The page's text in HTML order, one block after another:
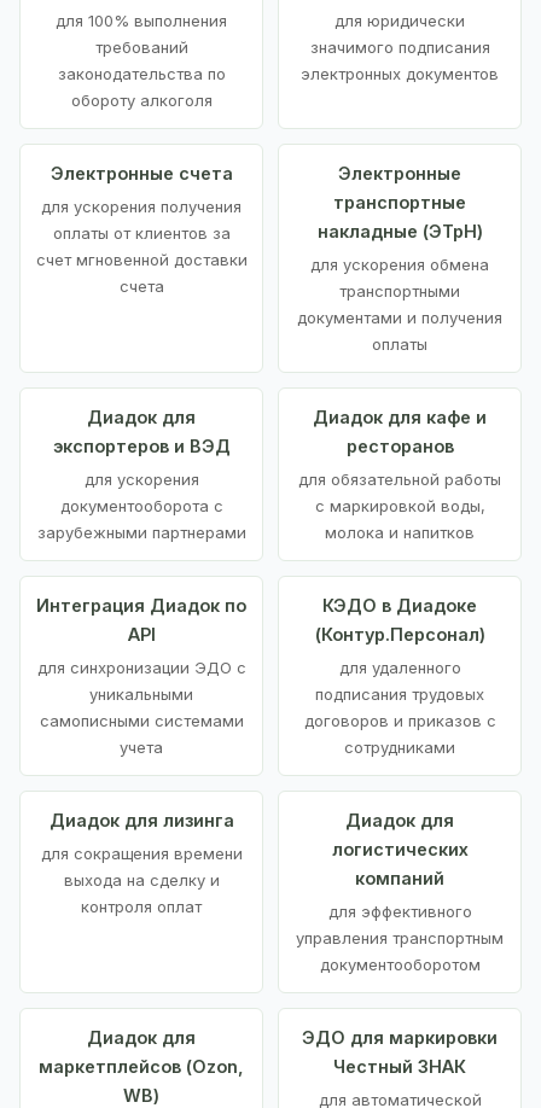
для 100% выполнения
требований
законодательства по
обороту алкоголя
для юридически
значимого подписания
электронных документов
Электронные счета
для ускорения получения
оплаты от клиентов за
счет мгновенной доставки
счета
Электронные
транспортные
накладные (ЭТрН)
для ускорения обмена
транспортными
документами и получения
оплаты
Диадок для
экспортеров и ВЭД
для ускорения
документооборота с
зарубежными партнерами
Диадок для кафе и
ресторанов
для обязательной работы
с маркировкой воды,
молока и напитков
Интеграция Диадок по
API
для синхронизации ЭДО с
уникальными
самописными системами
учета
КЭДО в Диадоке
(Контур.Персонал)
для удаленного
подписания трудовых
договоров и приказов с
сотрудниками
Диадок для лизинга
для сокращения времени
выхода на сделку и
контроля оплат
Диадок для
логистических
компаний
для эффективного
управления транспортным
документооборотом
Диадок для
маркетплейсов (Ozon,
WB)
ЭДО для маркировки
Честный ЗНАК
для автоматической